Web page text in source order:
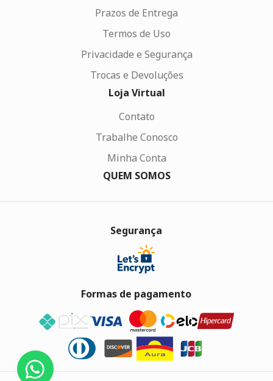
Prazos de Entrega
Termos de Uso
Privacidade e Segurança
Trocas e Devoluções
Loja Virtual
Contato
Trabalhe Conosco
Minha Conta
QUEM SOMOS
Segurança
Formas de pagamento